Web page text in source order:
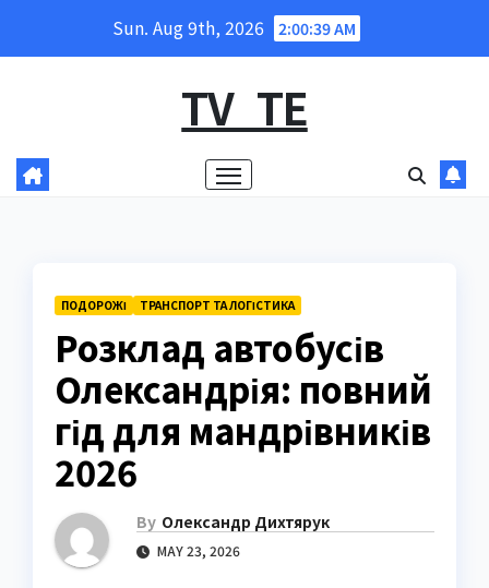
Sun. Aug 9th, 2026 2:00:40 AM
TV_TE
ПОДОРОЖІ ТРАНСПОРТ ТА ЛОГІСТИКА
Розклад автобусів
Олександрія: повний
гід для мандрівників
2026
By Олександр Дихтярук
MAY 23, 2026